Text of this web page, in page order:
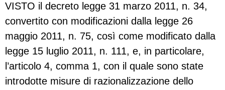
VISTO il decreto legge 31 marzo 2011, n. 34,
convertito con modificazioni dalla legge 26
maggio 2011, n. 75, così come modificato dalla
legge 15 luglio 2011, n. 111, e, in particolare,
l’articolo 4, comma 1, con il quale sono state
introdotte misure di razionalizzazione dello